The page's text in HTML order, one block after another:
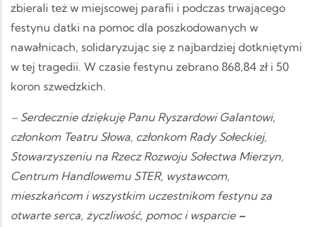
zbierali też w miejscowej parafii i podczas trwającego
festynu datki na pomoc dla poszkodowanych w
nawałnicach, solidaryzując się z najbardziej dotkniętymi
w tej tragedii. W czasie festynu zebrano 868,84 zł i 50
koron szwedzkich.
– Serdecznie dziękuję Panu Ryszardowi Galantowi,
członkom Teatru Słowa, członkom Rady Sołeckiej,
Stowarzyszeniu na Rzecz Rozwoju Sołectwa Mierzyn,
Centrum Handlowemu STER, wystawcom,
mieszkańcom i wszystkim uczestnikom festynu za
otwarte serca, życzliwość, pomoc i wsparcie –